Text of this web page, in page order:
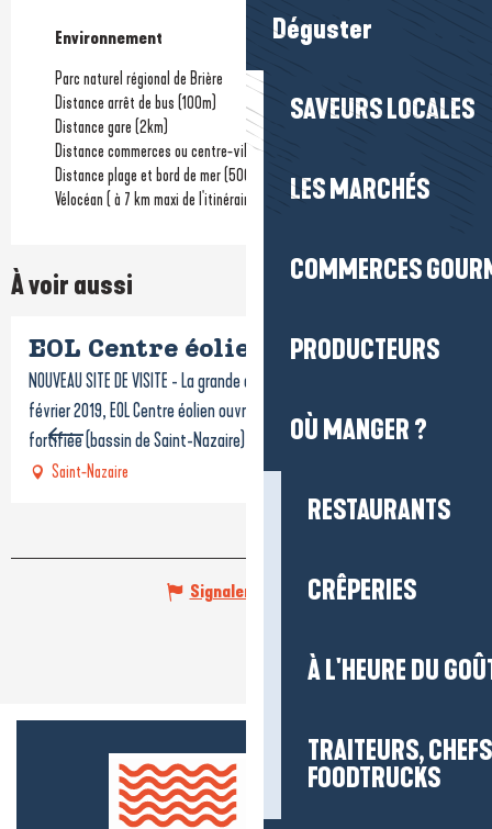
Déguster
SAVEURS LOCALES
LES MARCHÉS
COMMERCES
PRODUCTEURS
OÙ MANGER ?
RESTAURANTS
CRÊPERIES
À L'HEURE DU
TRAITEURS,
FOODTRUCKS
Environnement
Environnement
Parc naturel régional de Brière
Distance arrêt de bus (100m)
Distance gare (2km)
Distance commerces ou centre-ville
Distance plage et bord de mer (500m)
Vélocéan ( à 7 km maxi de l'itinéraire)
À voir aussi
EOL Centre éolien
NOUVEAU SITE DE VISITE - La grande aventure de l'éolien en mer Le 9
février 2019, EOL Centre éolien ouvre ses portes dans l’Ecluse
fortifiée (bassin de Saint-Nazaire), à...
Saint-Nazaire
Signaler une erreur